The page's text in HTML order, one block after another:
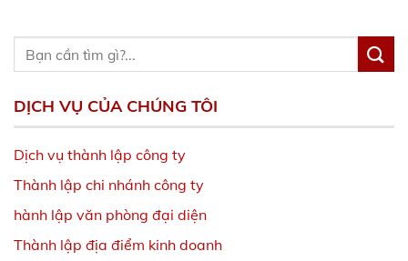
DỊCH VỤ CỦA CHÚNG TÔI
Dịch vụ thành lập công ty
Thành lập chi nhánh công ty
hành lập văn phòng đại diện
Thành lập địa điểm kinh doanh